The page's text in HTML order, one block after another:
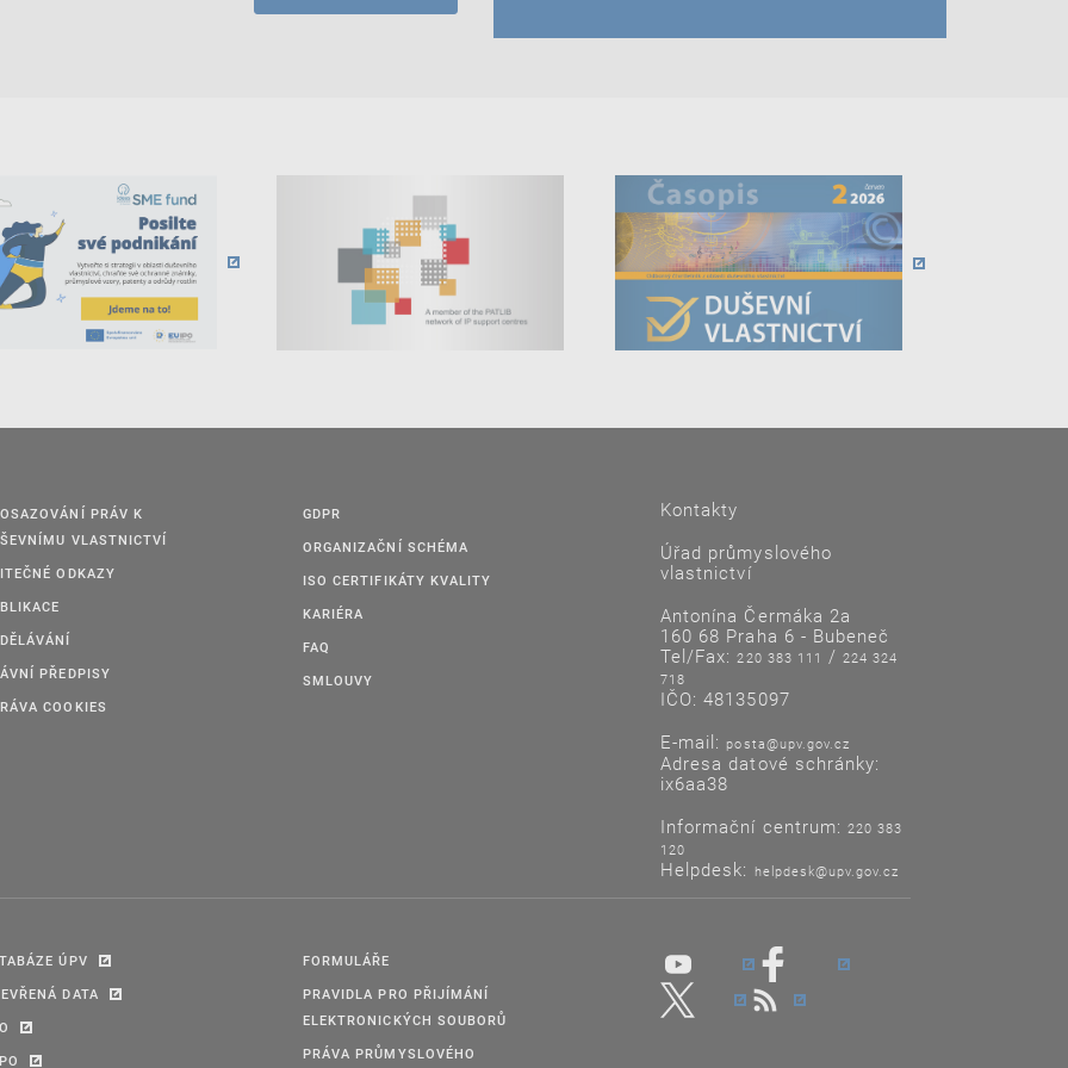
PRÁV K
VLASTNICTVÍ
ODKAZY
PŘEDPISY
COOKIES
GDPR
ORGANIZAČNÍ SCHÉMA
ISO CERTIFIKÁTY KVALITY
KARIÉRA
FAQ
SMLOUVY
Kontakty
Úřad průmyslového
vlastnictví
Antonína Čermáka 2a
160 68 Praha 6 - Bubeneč
Tel/Fax:220 383 111 /224 324
718
IČO: 48135097
E-mail: posta@upv.gov.cz
Adresa datové schránky:
ix6aa38
Informační centrum: 220 383
120
Helpdesk: helpdesk@upv.gov.cz
ÚPV
DATA
FORMULÁŘE
PRAVIDLA PRO PŘIJÍMÁNÍ
ELEKTRONICKÝCH SOUBORŮ
PRÁVA PRŮMYSLOVÉHO